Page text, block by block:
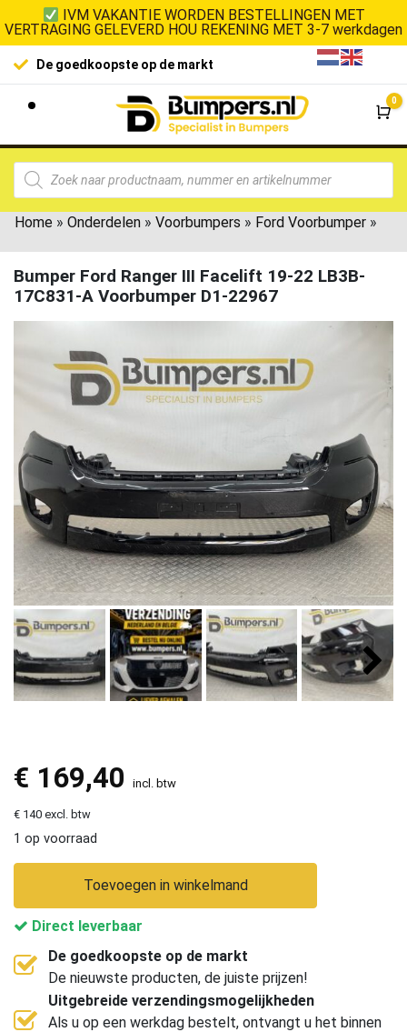
IVM VAKANTIE WORDEN BESTELLINGEN MET
VERTRAGING GELEVERD HOU REKENING MET 3-7 werkdagen
De goedkoopste op de markt
0
Home » Onderdelen » Voorbumpers » Ford Voorbumper »
Bumper Ford Ranger III Facelift 19-22 LB3B-
17C831-A Voorbumper D1-22967
€ 169,40 incl. btw
€ 140 excl. btw
1 op voorraad
Toevoegen in winkelmand
Direct leverbaar
De goedkoopste op de markt
De nieuwste producten, de juiste prijzen!
Uitgebreide verzendingsmogelijkheden
Als u op een werkdag bestelt, ontvangt u het binnen